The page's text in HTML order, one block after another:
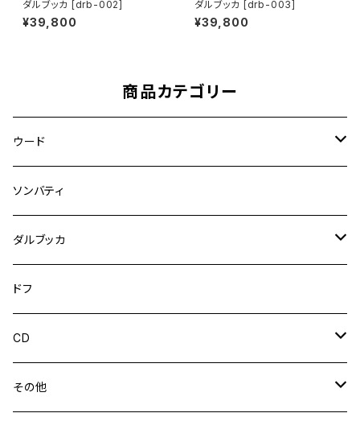
ダルブッカ [drb-002]
¥39,800
ダルブッカ [drb-003]
¥39,800
商品カテゴリー
ウード
アラブウード
トルコウード
ソンバティ
ダルブッカ
ダルブッカ
トールダルブッカ
陶器ダルブッカ
ドフ
CD
ウンム・クルスーム
その他